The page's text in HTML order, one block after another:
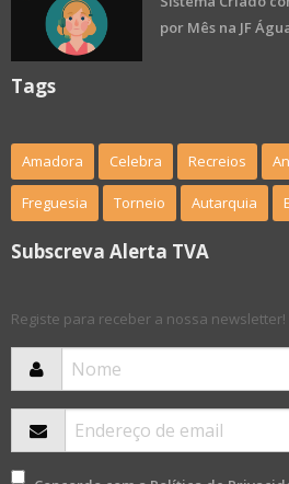
por Mês na JF
Tags
Amadora Celebra Recreios
Freguesia Torneio Autarquia
Subscreva Alerta TVA
Registe para receber a nossa newsletter!